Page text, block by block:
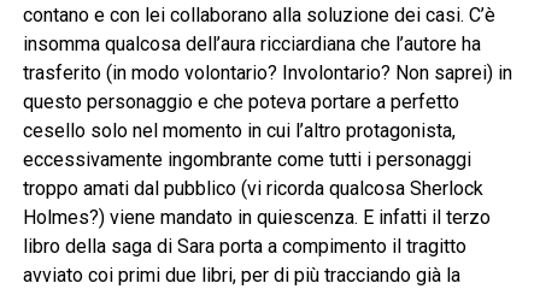
contano e con lei collaborano alla soluzione dei casi. C’è
insomma qualcosa dell’aura ricciardiana che l’autore ha
trasferito (in modo volontario? Involontario? Non saprei) in
questo personaggio e che poteva portare a perfetto
cesello solo nel momento in cui l’altro protagonista,
eccessivamente ingombrante come tutti i personaggi
troppo amati dal pubblico (vi ricorda qualcosa Sherlock
Holmes?) viene mandato in quiescenza. E infatti il terzo
libro della saga di Sara porta a compimento il tragitto
avviato coi primi due libri, per di più tracciando già la